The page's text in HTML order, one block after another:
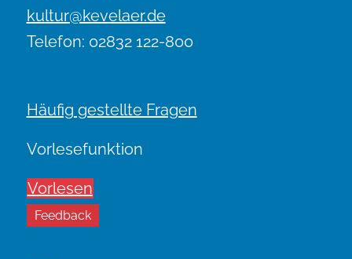
kultur@kevelaer.de
Telefon: 02832 122-800
Häufig gestellte Fragen
Vorlesefunktion
Vorlesen
Feedback